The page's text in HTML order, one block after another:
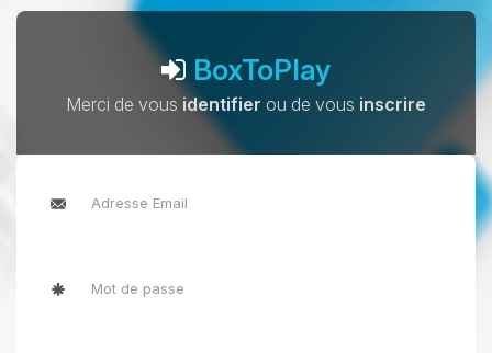
BoxToPlay
Merci de vous identifier ou de vous inscrire